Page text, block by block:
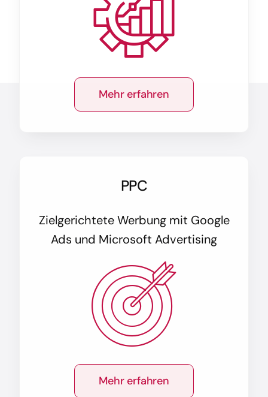
Mehr erfahren
PPC
Zielgerichtete Werbung mit Google
Ads und Microsoft Advertising
Mehr erfahren